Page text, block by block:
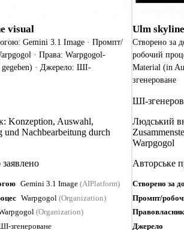
visual
Gemini 3.1 Image · Промпт/
· Права: Warpgogol-
· Джерело: ШІ-
Konzeption, Auswahl,
und Nachbearbeitung durch
Gemini 3.1 Image (AIPlatform)
Warpgogol (Organization)
(Organization)
згенероване
Ulm
Створено за
робочий
Material (in
згенероване
ШІ-
Людський
Warpgogol
Авторське
Створено за
Промпт/
Правовласник
Джерело